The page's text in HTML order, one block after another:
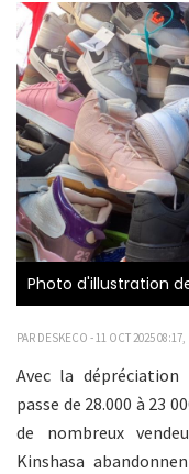
Photo d'illustration
PAR DESKECO - 11 OCT 2025
Avec la
passe de 28.000 à 23
de nombreux
Kinshasa